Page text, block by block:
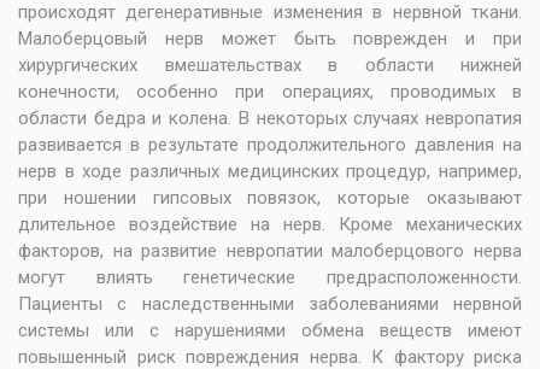
происходят дегенеративные изменения в нервной ткани.
Малоберцовый нерв может быть поврежден и при
хирургических вмешательствах в области нижней
конечности, особенно при операциях, проводимых в
области бедра и колена. В некоторых случаях невропатия
развивается в результате продолжительного давления на
нерв в ходе различных медицинских процедур, например,
при ношении гипсовых повязок, которые оказывают
длительное воздействие на нерв. Кроме механических
факторов, на развитие невропатии малоберцового нерва
могут влиять генетические предрасположенности.
Пациенты с наследственными заболеваниями нервной
системы или с нарушениями обмена веществ имеют
повышенный риск повреждения нерва. К фактору риска